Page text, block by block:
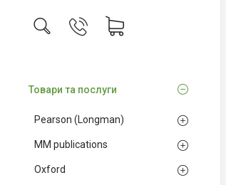
Товари та послуги
Pearson (Longman)
MM publications
Oxford